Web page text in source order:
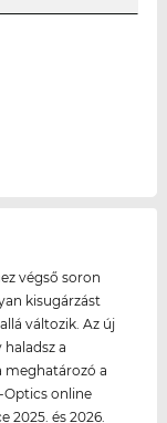
végső soron
kisugárzást
változik. Az új
a
meghatározó a
Optics online
2025. és 2026.